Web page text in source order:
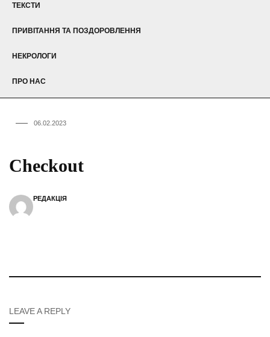
ТЕКСТИ
ПРИВІТАННЯ ТА ПОЗДОРОВЛЕННЯ
НЕКРОЛОГИ
ПРО НАС
06.02.2023
Checkout
РЕДАКЦІЯ
LEAVE A REPLY